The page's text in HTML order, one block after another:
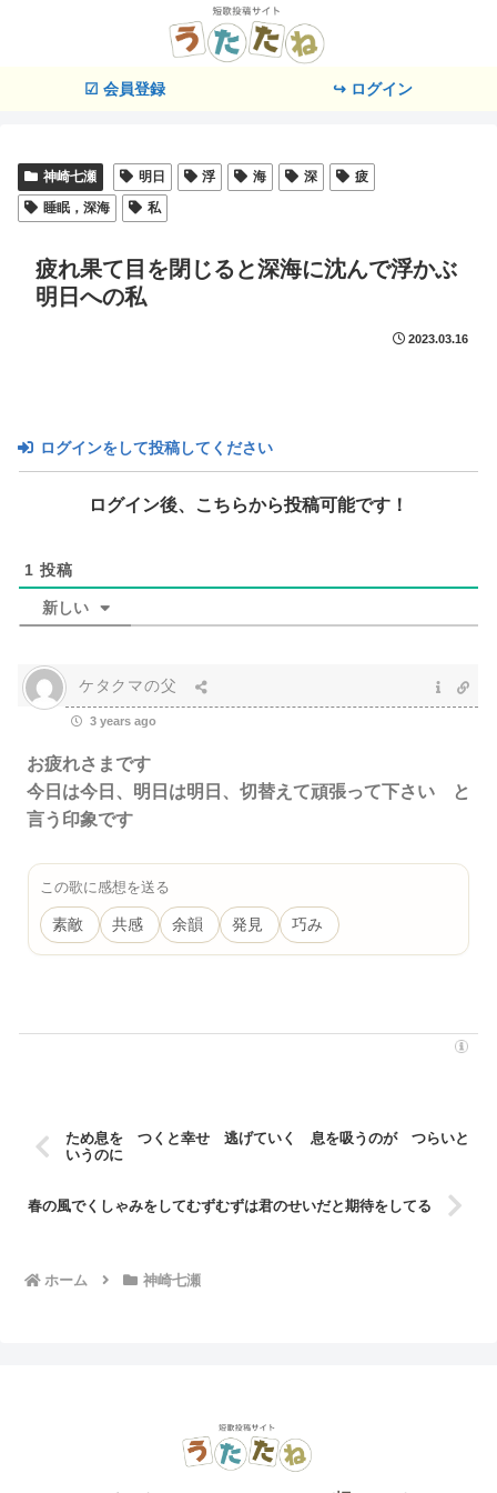
☑ 会員登録 ↪ ログイン
神崎七瀬 明日 浮 海 深
疲
睡眠，深海
私
疲れ果て目を閉じると深海に沈んで浮かぶ
明日への私
2023.03.16
ログインをして投稿してください
ログイン後、こちらから投稿可能です！
1 投稿
新しい
ケタクマの父
3 years ago
お疲れさまです
今日は今日、明日は明日、切替えて頑張って下さい と
言う印象です
この歌に感想を送る
素敵 共感 余韻 発見 巧み
ため息を つくと幸せ 逃げていく 息を吸うのが つらいと
いうのに
春の風でくしゃみをしてむずむずは君のせいだと期待をしてる
ホーム 神崎七瀬